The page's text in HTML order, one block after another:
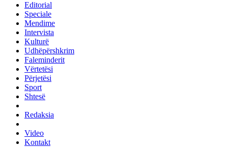
Editorial
Speciale
Mendime
Intervista
Kulturë
Udhëpërshkrim
Faleminderit
Vërtetësi
Përjetësi
Sport
Shtesë
Redaksia
Video
Kontakt